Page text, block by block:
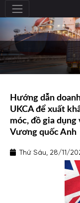
Hướng dẫn
UKCA để xuất
móc, đồ gia dụng
Vương quốc Anh
Thứ Sáu, 28/11/